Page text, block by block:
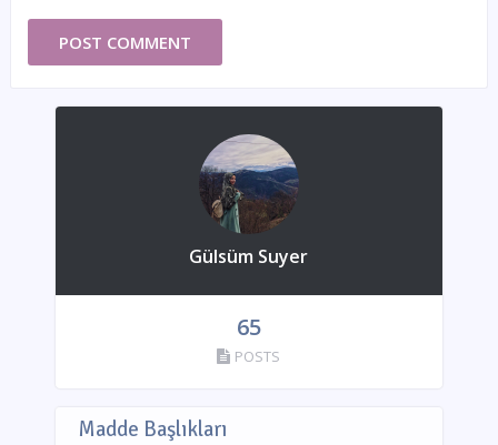
Gülsüm Suyer
65
POSTS
Madde Başlıkları